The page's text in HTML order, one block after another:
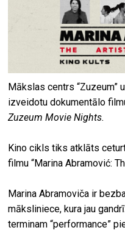
Mākslas centrs “Zuzeum”
izveidotu dokumentālo
Zuzeum Movie Nights.
Kino cikls tiks atklāts
filmu “Marina Abramović:
Marina Abramoviča ir
māksliniece, kura jau
terminam “performance”